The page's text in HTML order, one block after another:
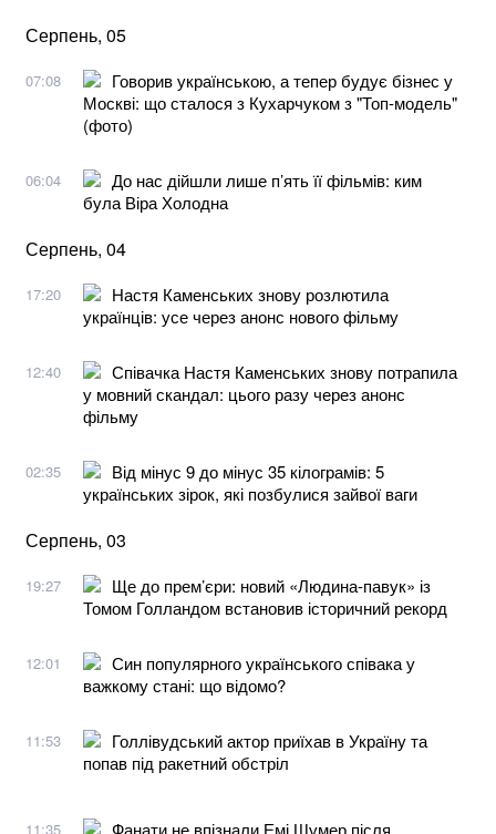
Серпень, 05
07:08
Говорив українською, а тепер будує бізнес у
Москві: що сталося з Кухарчуком з "Топ-модель"
(фото)
06:04
До нас дійшли лише п’ять її фільмів: ким
була Віра Холодна
Серпень, 04
17:20
Настя Каменських знову розлютила
українців: усе через анонс нового фільму
12:40
Співачка Настя Каменських знову потрапила
у мовний скандал: цього разу через анонс
фільму
02:35
Від мінус 9 до мінус 35 кілограмів: 5
українських зірок, які позбулися зайвої ваги
Серпень, 03
19:27
Ще до прем’єри: новий «Людина-павук» із
Томом Голландом встановив історичний рекорд
12:01
Син популярного українського співака у
важкому стані: що відомо?
11:53
Голлівудський актор приїхав в Україну та
попав під ракетний обстріл
11:35
Фанати не впізнали Емі Шумер після